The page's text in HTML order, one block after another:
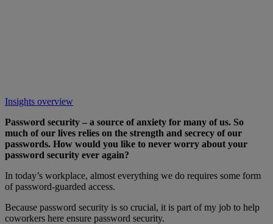
Insights overview
Password security – a source of anxiety for many of us. So
much of our lives relies on the strength and secrecy of our
passwords. How would you like to never worry about your
password security ever again?
In today’s workplace, almost everything we do requires some form
of password-guarded access.
Because password security is so crucial, it is part of my job to help
coworkers here ensure password security.